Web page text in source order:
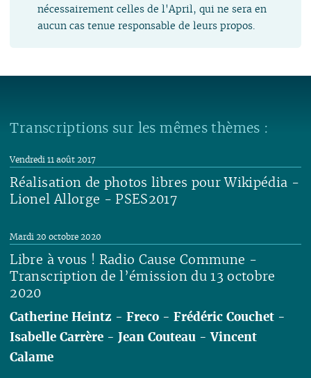
nécessairement celles de l'April, qui ne sera en
aucun cas tenue responsable de leurs propos.
Transcriptions sur les mêmes thèmes :
Réalisation de photos libres pour Wikipédia -
Lionel Allorge - PSES2017
Vendredi 11 août 2017
Libre à vous ! Radio Cause Commune -
Transcription de l’émission du 13 octobre
2020
Mardi 20 octobre 2020
Catherine Heintz -Freco -Frédéric Couchet -
Isabelle Carrère -Jean Couteau -Vincent
Calame